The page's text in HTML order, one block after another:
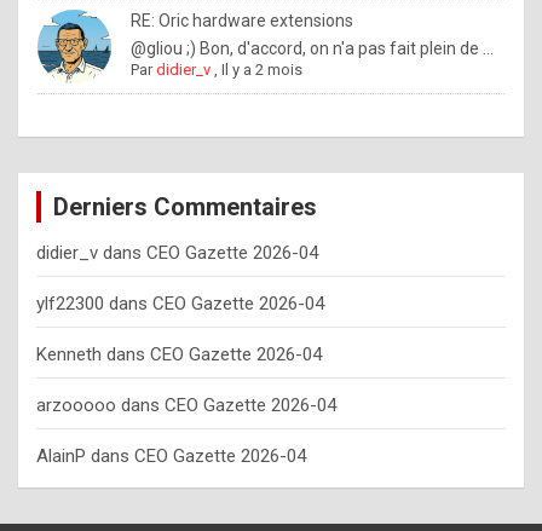
o
w
o
e
y
o
u
s
h
o
RE: Oric hardware extensions
@gliou ;) Bon, d'accord, on n'a pas fait plein de ...
Pardidier_v ,Il y a 2 mois
Derniers Commentaires
didier_v dans CEO Gazette 2026-04
ylf22300 dans CEO Gazette 2026-04
Kenneth dans CEO Gazette 2026-04
arzooooo dans CEO Gazette 2026-04
AlainP dans CEO Gazette 2026-04